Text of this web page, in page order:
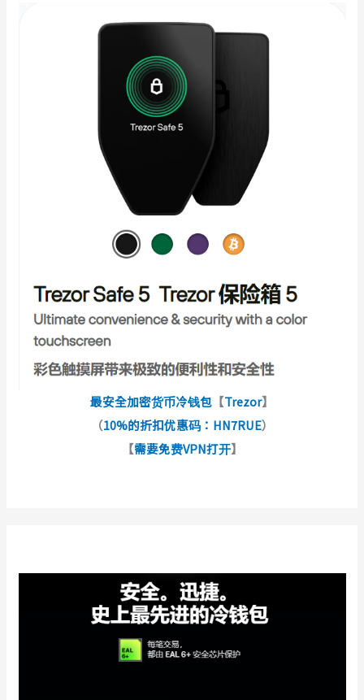
最安全加密货币冷钱包 【Trezor】
（10%的折扣优惠码：HN7RUE）
【需要免费VPN打开】